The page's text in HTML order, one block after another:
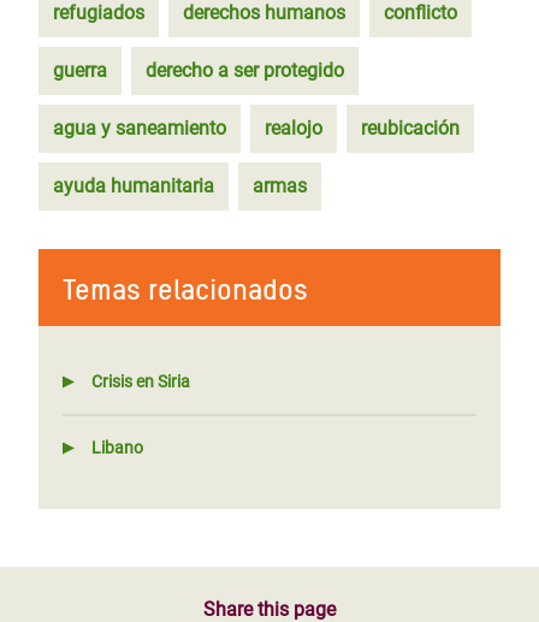
refugiados derechos humanos conflicto
guerra derecho a ser protegido
agua y saneamiento realojo reubicación
ayuda humanitaria armas
Temas relacionados
Crisis en Siria
Libano
Share this page